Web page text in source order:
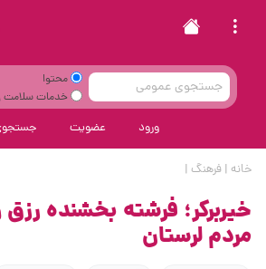
محتوا
خدمات سلامت و
ورود عضویت
خانه |فرهنگ |
خیربرکر؛ فرشته بخشنده
مردم لرستان